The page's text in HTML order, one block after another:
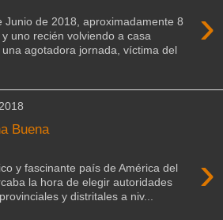
›
Junio de 2018, aproximadamente 8
uno recién volviendo a casa
agotadora jornada, víctima del
Buena
›
y fascinante país de América del
la hora de elegir autoridades
y distritales a niv...